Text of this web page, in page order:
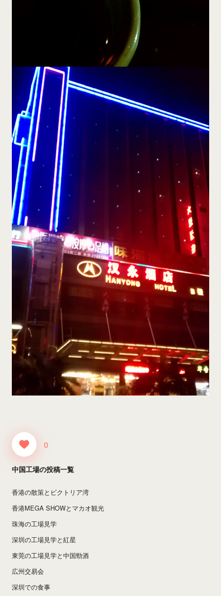
0
中国工場の投稿一覧
香港の散策とビクトリア湾
香港MEGA SHOWとマカオ観光
珠海の工場見学
深圳の工場見学と紅星
東莞の工場見学と中国勁酒
広州交易会
深圳での食事